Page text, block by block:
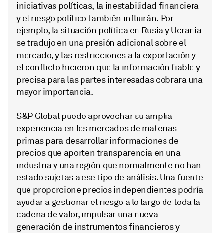
iniciativas políticas, la inestabilidad financiera
y el riesgo político también influirán. Por
ejemplo, la situación política en Rusia y Ucrania
se tradujo en una presión adicional sobre el
mercado, y las restricciones a la exportación y
el conflicto hicieron que la información fiable y
precisa para las partes interesadas cobrara una
mayor importancia.
S&P Global puede aprovechar su amplia
experiencia en los mercados de materias
primas para desarrollar informaciones de
precios que aporten transparencia en una
industria y una región que normalmente no han
estado sujetas a ese tipo de análisis. Una fuente
que proporcione precios independientes podría
ayudar a gestionar el riesgo a lo largo de toda la
cadena de valor, impulsar una nueva
generación de instrumentos financieros y